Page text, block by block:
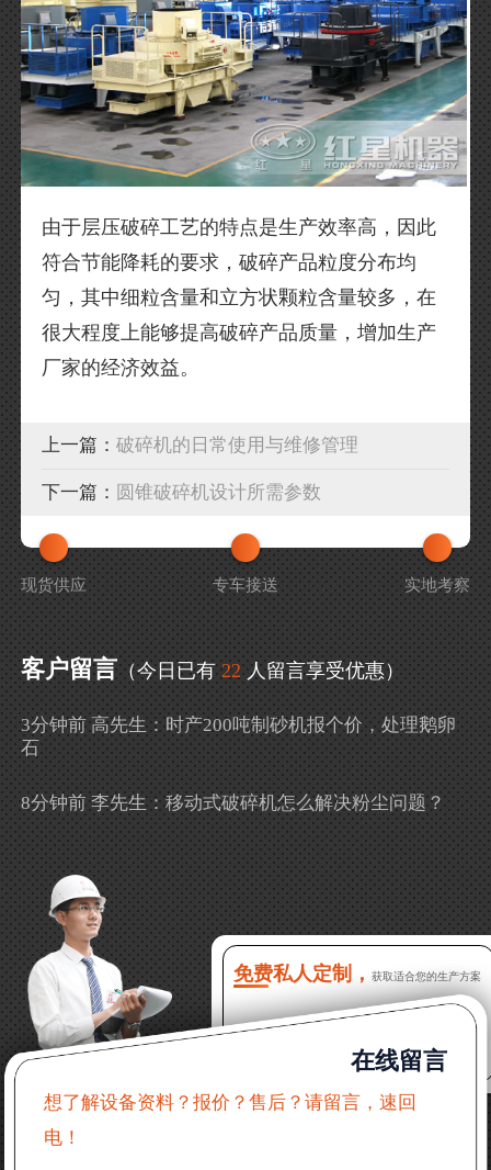
由于层压破碎工艺的特点是生产效率高，因此
符合节能降耗的要求，破碎产品粒度分布均
匀，其中细粒含量和立方状颗粒含量较多，在
很大程度上能够提高破碎产品质量，增加生产
厂家的经济效益。
上一篇：破碎机的日常使用与维修管理
下一篇： 圆锥破碎机设计所需参数
现货供应 专车接送 实地考察
客户留言 （今日已有 22 人留言享受优惠）
3分钟前 高先生：时产200吨制砂机报个价，处理鹅卵
石
8分钟前 李先生：移动式破碎机怎么解决粉尘问题？
吗？
16分钟前 程先生：破碎生产线出个方案及报价，有什
么售后服务？
22分钟前 郑女士：想了解时产500吨锤破，加工石灰石
31分钟前 吴先生：成套石头破碎设备有吗？给个详细
产品资料
36分钟前 罗先生：每小时100吨左右的鄂破和反击破，
免费私人定制， 获取适合您的生产方案
在线留言
想了解设备资料？报价？售后？请留言，速回
电！